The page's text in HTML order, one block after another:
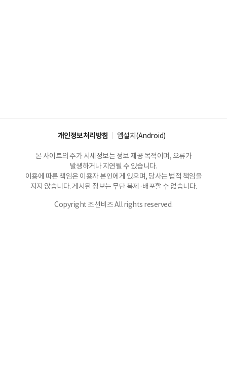
개인정보처리방침 앱설치(Android)
본 사이트의 주가 시세정보는 정보 제공 목적이며, 오류가
발생하거나 지연될 수 있습니다.
이용에 따른 책임은 이용자 본인에게 있으며, 당사는 법적 책임을
지지 않습니다. 게시된 정보는 무단 복제·배포할 수 없습니다.
Copyright 조선비즈 All rights reserved.